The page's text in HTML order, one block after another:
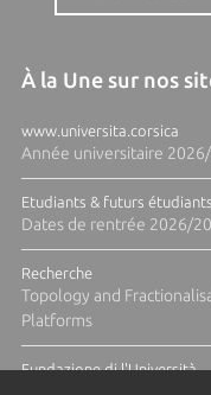
À la Une sur nos
www.universita.corsica
Année universitaire
Etudiants & futurs étudiants
Dates de rentrée 2026/
Recherche
Topology and
Platforms
Fundazione di l'Università